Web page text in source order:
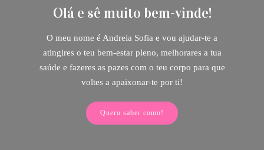
Olá e sê muito bem-vinde!
O meu nome é Andreia Sofia e vou ajudar-te a
atingires o teu bem-estar pleno, melhorares a tua
saúde e fazeres as pazes com o teu corpo para que
voltes a apaixonar-te por ti!
Quero saber como!
Micro-Curso "Princípios para uma
Vida Saudável"
Um micro-curso escrito com informação, dicas
práticas e exercícios para te ajudar rumo a uma Vida
mais Saudável! Apenas €11.00!
Quero adquirir!